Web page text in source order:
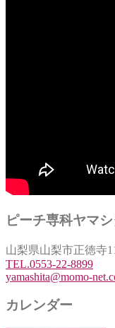
ピーチ専科ヤマシ
山梨県山梨市正徳寺
TEL.0553-22-8899
yamashita@momo-
カレンダー